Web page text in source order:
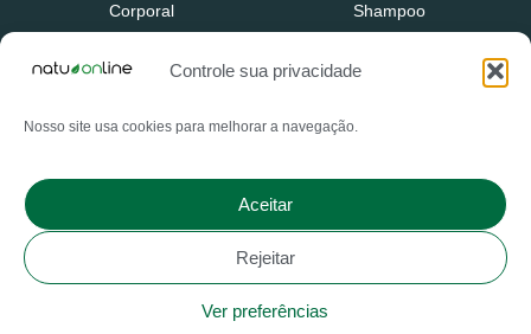
Controle sua privacidade
Nosso site usa cookies para melhorar a navegação.
Aceitar
Rejeitar
Ver preferências
Corporal
Primer
Shampoo
Kit Capilar
Outlet
Mass Doctor